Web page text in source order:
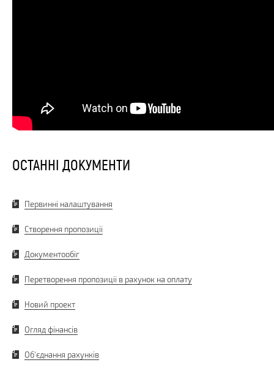
ОСТАННІ ДОКУМЕНТИ
Первинні налаштування
Створення пропозиції
Документообіг
Перетворення пропозиції в рахунок на оплату
Новий проект
Огляд фінансів
Об'єднання рахунків